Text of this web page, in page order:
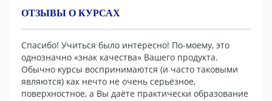
ОТЗЫВЫ О КУРСАХ
Спасибо! Учиться было интересно! По-моему, это
однозначно «знак качества» Вашего продукта.
Обычно курсы воспринимаются (и часто таковыми
являются) как нечто не очень серьёзное,
поверхностное, а Вы даёте практически образование